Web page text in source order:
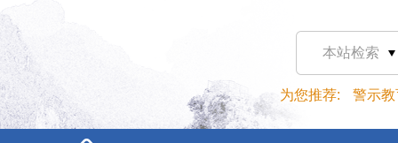
本站检索
为您推荐: 警示教